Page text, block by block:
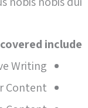
include:
Writing
Content